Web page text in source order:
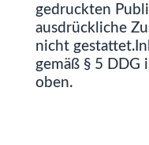
gedruckten
ausdrückliche
nicht
gemäß § 5 DDG
oben.